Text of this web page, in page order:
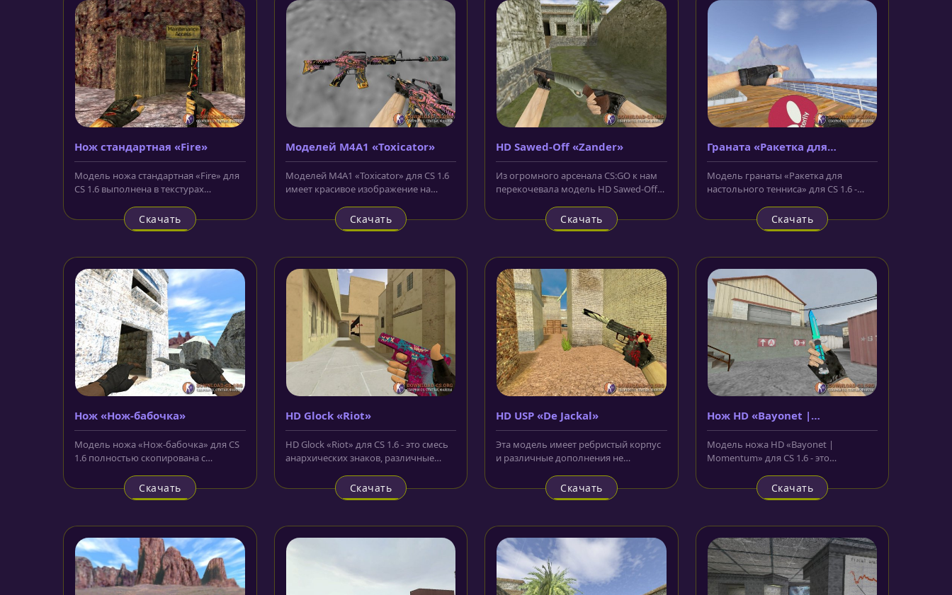
Нож cтандартная «Fire»
Модель ножа cтандартная «Fire» для
CS 1.6 выполнена в текстурах
Скачать
Моделей M4A1 «Toxicator»
Моделей M4A1 «Toxicator» для CS 1.6
имеет красивое изображение на
Скачать
HD Sawed-Off «Zander»
Из огромного арсенала CS:GO к нам
перекочевала модель HD Sawed-Off
Скачать
Граната «Ракетка для
настольного тенниса»
Модель гранаты «Ракетка для
настольного тенниса» для CS 1.6 -
Скачать
Нож «Нож-бабочка»
Модель ножа «Нож-бабочка» для CS
1.6 полностью скопирована с
клинок,...
Скачать
HD Glock «Riot»
HD Glock «Riot» для CS 1.6 - это смесь
анархических знаков, различные
Скачать
HD USP «De Jackal»
Эта модель имеет ребристый корпус
и различные дополнения не
целом...
Скачать
Нож HD «Bayonet |
Momentum»
Модель ножа HD «Bayonet |
Momentum» для CS 1.6 - это
очень...
Скачать